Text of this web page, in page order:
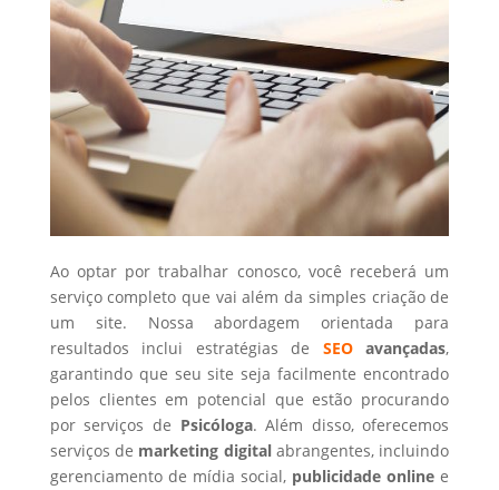
Ao optar por trabalhar conosco, você receberá um
serviço completo que vai além da simples criação de
um site. Nossa abordagem orientada para
resultados inclui estratégias de SEOavançadas,
garantindo que seu site seja facilmente encontrado
pelos clientes em potencial que estão procurando
por serviços de Psicóloga. Além disso, oferecemos
serviços de marketing digital abrangentes, incluindo
gerenciamento de mídia social, publicidade online e